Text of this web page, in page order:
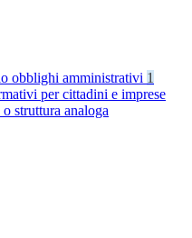
obblighi amministrativi 1
per cittadini e imprese
struttura analoga